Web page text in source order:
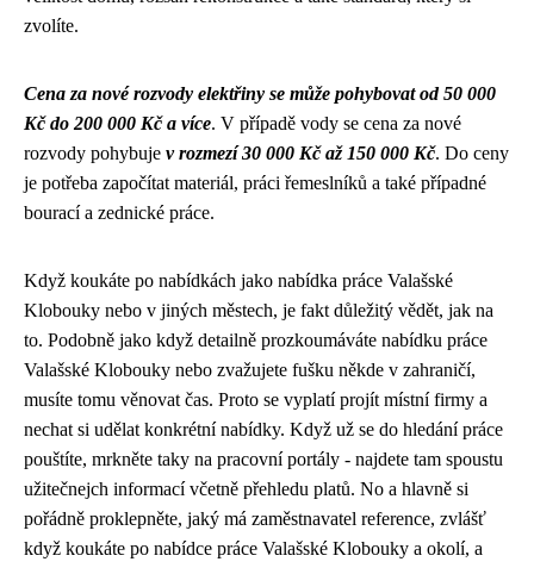
zvolíte.
Cena za nové rozvody elektřiny se může pohybovat od 50 000
Kč do 200 000 Kč a více. V případě vody se cena za nové
rozvody pohybuje v rozmezí 30 000 Kč až 150 000 Kč. Do ceny
je potřeba započítat materiál, práci řemeslníků a také případné
bourací a zednické práce.
Když koukáte po nabídkách jako nabídka práce Valašské
Klobouky nebo v jiných městech, je fakt důležitý vědět, jak na
to. Podobně jako když detailně prozkoumáváte nabídku práce
Valašské Klobouky nebo zvažujete fušku někde v zahraničí,
musíte tomu věnovat čas. Proto se vyplatí projít místní firmy a
nechat si udělat konkrétní nabídky. Když už se do hledání práce
pouštíte, mrkněte taky na pracovní portály - najdete tam spoustu
užitečnejch informací včetně přehledu platů. No a hlavně si
pořádně proklepněte, jaký má zaměstnavatel reference, zvlášť
když koukáte po nabídce práce Valašské Klobouky a okolí, a